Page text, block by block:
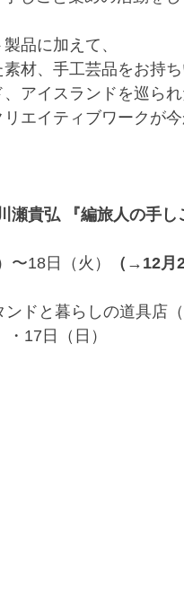
品に加えて、
材、手工芸品をお持ち
アイスランドを巡られ
エイティブワークが
貴弘 『編旅人の手し
〜18日（火）
（→12月
ドと暮らしの道具店
17日（日）